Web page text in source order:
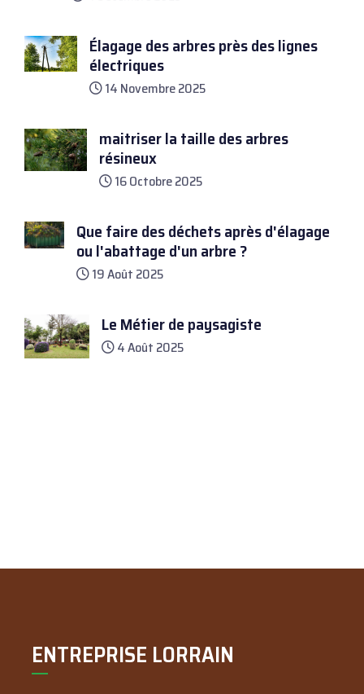
Élagage des arbres près des lignes
électriques
14 Novembre 2025
maitriser la taille des arbres
résineux
16 Octobre 2025
Que faire des déchets après d'élagage
ou l'abattage d'un arbre ?
19 Août 2025
Le Métier de paysagiste
4 Août 2025
ENTREPRISE LORRAIN